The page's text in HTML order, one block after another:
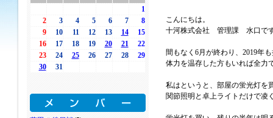
1
2
3 4 5 6 7
8
9
10 11 12 13 14
15
16
17 18 19 20 21
22
23
24 25 26 27 28
29
30
31
こんにちは。
十河株式会社 管理課 水口で
間もなく6月が終わり、2019年
体力を温存した方もいれば全力
私はというと、部屋の蛍光灯を
関節照明と卓上ライトだけで凌